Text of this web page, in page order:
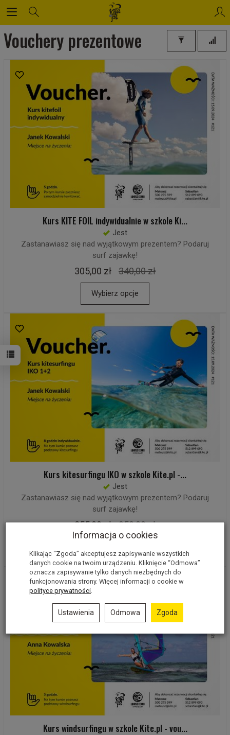
Vouchery prezentowe
Kurs KITE FOIL indywidualnie w szkole Ki...
Jest
Zastanawiasz się nad wyjątkowym prezentem? Podaruj
surf zajawkę!
305,00 zł 340,00 zł
Wybierz opcje
Kurs kitesurfingu IKO w szkole Kite.pl -...
Jest
Zastanawiasz się nad wyjątkowym prezentem? Podaruj
surf zajawkę!
855,00 zł 950,00 zł
Kurs windsurfingu w szkole Kite.pl - vou...
Informacja o cookies
Klikając “Zgoda” akceptujesz zapisywanie wszystkich
danych cookie na twoim urządzeniu. Kliknięcie “Odmowa”
oznacza zapisywanie tylko danych niezbędnych do
funkcjonowania strony. Więcej informacji o cookie w
polityce prywatności.
Ustawienia Odmowa Zgoda